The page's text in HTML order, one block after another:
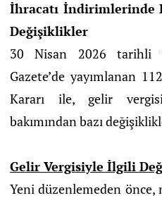
İhracatı İndirimlerinde
Değişiklikler
30 Nisan 2026 tarihli
Gazete’de yayımlanan
Kararı ile, gelir
bakımından bazı
Gelir Vergisiyle İlgili
Yeni düzenlemeden önce,